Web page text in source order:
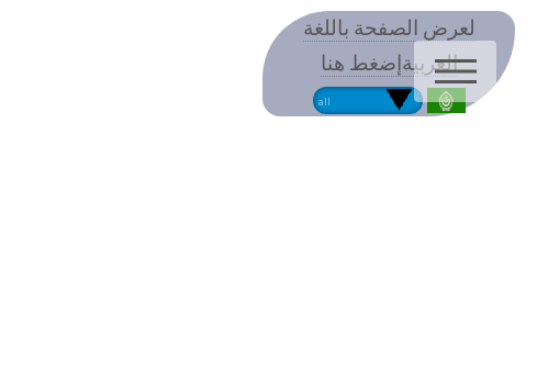
لعرض الصفحة باللغة
العربيةإضغط هنا